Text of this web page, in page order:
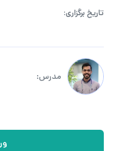
تاریخ برگزاری:
مدرس: